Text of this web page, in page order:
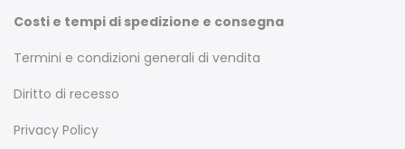
Costi e tempi di spedizione e consegna
Termini e condizioni generali di vendita
Diritto di recesso
Privacy Policy